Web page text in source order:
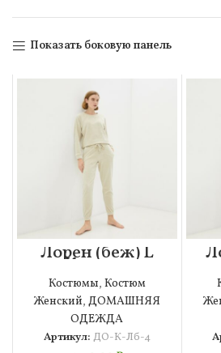
Показать боковую панель
Лорен (беж) L
Костюм
велюровый
Костюмы, Костюм
Женский,ДОМАШНЯЯ
ОДЕЖДА
Артикул: ДО-К-Лб-4